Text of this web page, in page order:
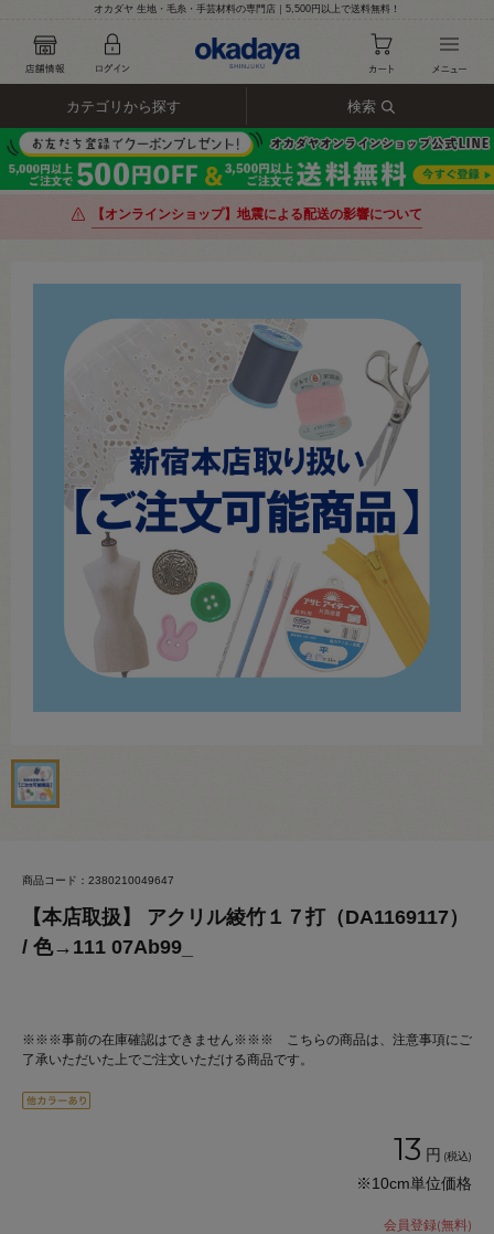
オカダヤ 生地・毛糸・手芸材料の専門店｜5,500円以上で送料無料！
カテゴリから探す 検索
【オンラインショップ】地震による配送の影響について
商品コード：2380210049647
【本店取扱】 アクリル綾竹１７打（DA1169117）
/ 色→111 07Ab99_
※※※事前の在庫確認はできません※※※ こちらの商品は、注意事項にご
了承いただいた上でご注文いただける商品です。
13 円 (税込)
※10cm単位価格
会員登録(無料)